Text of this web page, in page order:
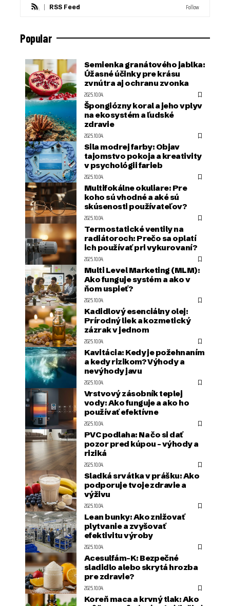
RSS Feed Follow
Popular
Semienka granátového jablka:
Úžasné účinky pre krásu
zvnútra aj ochranu zvonka
2025.10.04.
Špongiózny koral a jeho vplyv
na ekosystém a ľudské
zdravie
2025.10.04.
Sila modrej farby: Objav
tajomstvo pokoja a kreativity
v psychológii farieb
2025.10.04.
Multifokálne okuliare: Pre
koho sú vhodné a aké sú
skúsenosti používateľov?
2025.10.04.
Termostatické ventily na
radiátoroch: Prečo sa oplatí
ich používať pri vykurovaní?
2025.10.04.
Multi Level Marketing (MLM):
Ako funguje systém a ako v
ňom uspieť?
2025.10.04.
Kadidlový esenciálny olej:
Prírodný liek a kozmetický
zázrak v jednom
2025.10.04.
Kavitácia: Kedy je požehnaním
a kedy rizikom? Výhody a
nevýhody javu
2025.10.04.
Vrstvový zásobník teplej
vody: Ako funguje a ako ho
používať efektívne
2025.10.04.
PVC podlaha: Na čo si dať
pozor pred kúpou – výhody a
riziká
2025.10.04.
Sladká srvátka v prášku: Ako
podporuje tvoje zdravie a
výživu
2025.10.04.
Lean bunky: Ako znižovať
plytvanie a zvyšovať
efektivitu výroby
2025.10.04.
Acesulfám-K: Bezpečné
sladidlo alebo skrytá hrozba
pre zdravie?
2025.10.04.
Koreň maca a krvný tlak: Ako